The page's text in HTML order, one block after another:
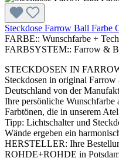
Steckdose Farrow Ball Farbe
FARBE:: Wunschfarbe +
FARBSYSTEM:: Farrow &
STECKDOSEN IN
Steckdosen in original
Deutschland von der
Ihre persönliche
Farbtönen, die in unserem
Tipp: Lichtschalter und
Wände ergeben ein
HERSTELLER: Ihre
ROHDE+ROHDE in